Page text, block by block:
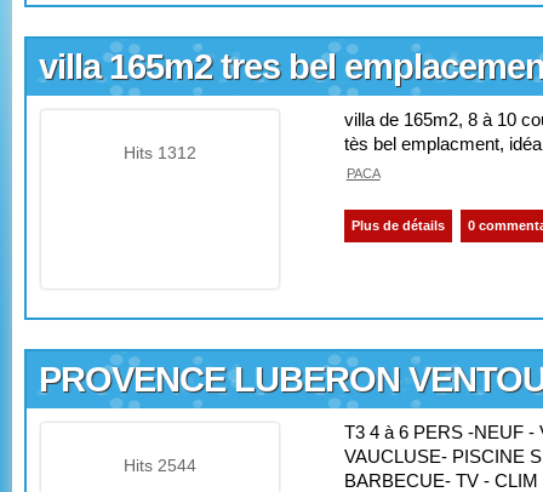
villa 165m2 tres bel
Hits 1312
villa de 165m2, 8 à 10
tès bel emplacment,
PACA
Plus de détails 0
PROVENCE LUBERON
Hits 2544
T3 4 à 6 PERS -NEUF
VAUCLUSE- PISCINE
BARBECUE- TV -